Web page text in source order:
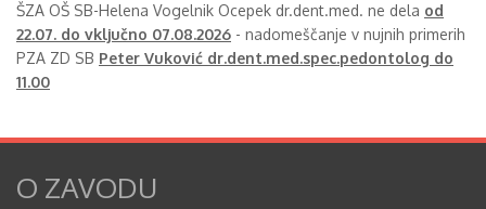
ŠZA OŠ SB-Helena Vogelnik Ocepek dr.dent.med. ne dela od
22.07. do vključno 07.08.2026 - nadomeščanje v nujnih primerih
PZA ZD SB Peter Vuković dr.dent.med.spec.pedontolog do
11.00
O ZAVODU